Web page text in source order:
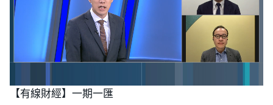
n
m
u
o
a
【有線財經】一期一匯